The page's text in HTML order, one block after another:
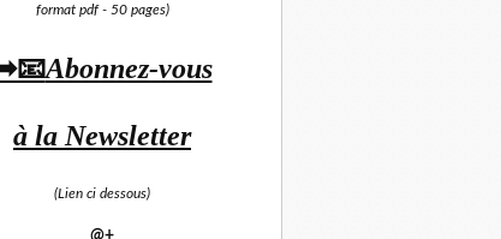
format pdf - 50 pages)
Abonnez-vous
à la Newsletter
(Lien ci dessous)
@+